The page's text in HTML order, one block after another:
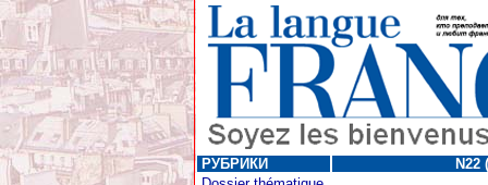
РУБРИКИ
N22